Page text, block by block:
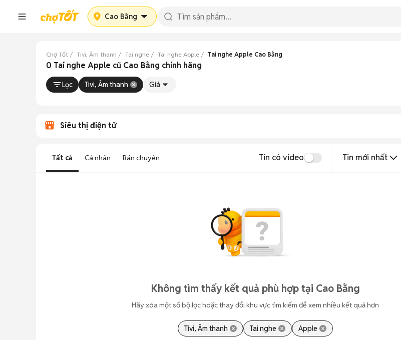
Cao Bằng
Chợ Tốt Tivi, Âm thanh Tai nghe Tai nghe Apple Tai nghe Apple Cao Bằng
0 Tai nghe Apple cũ Cao Bằng chính hãng
Lọc Tivi, Âm thanh Giá
Siêu thị điện tử
Tất cả Cá nhân Bán chuyên Tin có video Tin mới nhất
Không tìm thấy kết quả phù hợp tại Cao Bằng
Hãy xóa một số bộ lọc hoặc thay đổi khu vực tìm kiếm để xem nhiều kết quả hơn
Tivi, Âm thanh Tai nghe Apple